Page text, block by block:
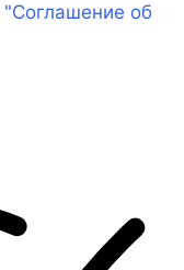
"Соглашение об